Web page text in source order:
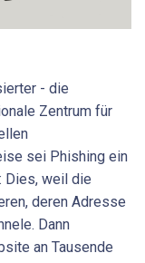
- die
Zentrum für
sei Phishing ein
Dies, weil die
deren Adresse
Dann
an Tausende